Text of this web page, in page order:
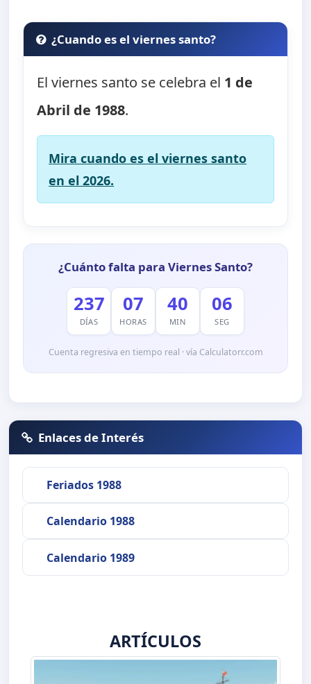
¿Cuando es el viernes santo?
El viernes santo se celebra el 1 de
Abril de 1988.
Mira cuando es el viernes santo
en el 2026.
¿Cuánto falta para Viernes Santo?
237
DÍAS
07
HORAS
40
MIN
06
SEG
Cuenta regresiva en tiempo real · vía Calculatorr.com
Enlaces de Interés
Feriados 1988
Calendario 1988
Calendario 1989
ARTÍCULOS